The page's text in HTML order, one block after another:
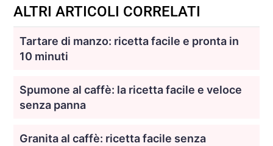
ALTRI ARTICOLI CORRELATI
Tartare di manzo: ricetta facile e pronta in
10 minuti
Spumone al caffè: la ricetta facile e veloce
senza panna
Granita al caffè: ricetta facile senza